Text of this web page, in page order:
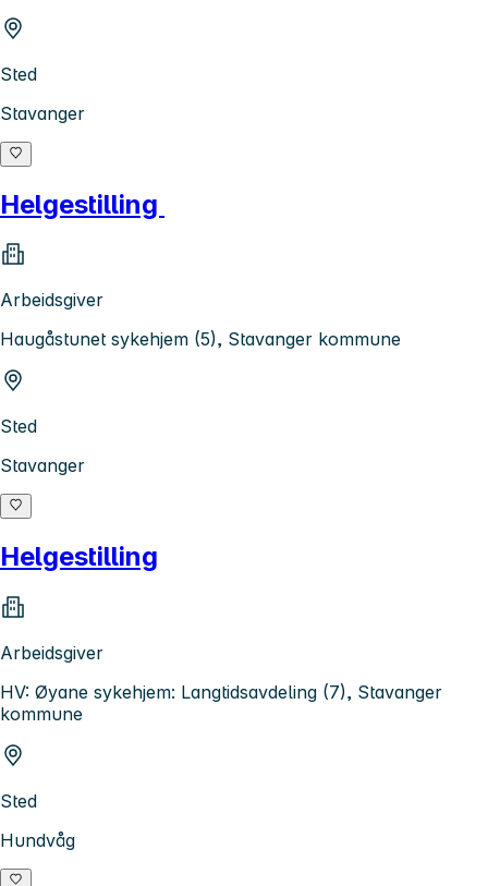
Sted
Stavanger
Helgestilling
Arbeidsgiver
Haugåstunet sykehjem (5), Stavanger kommune
Sted
Stavanger
Helgestilling
Arbeidsgiver
HV: Øyane sykehjem: Langtidsavdeling (7), Stavanger
kommune
Sted
Hundvåg